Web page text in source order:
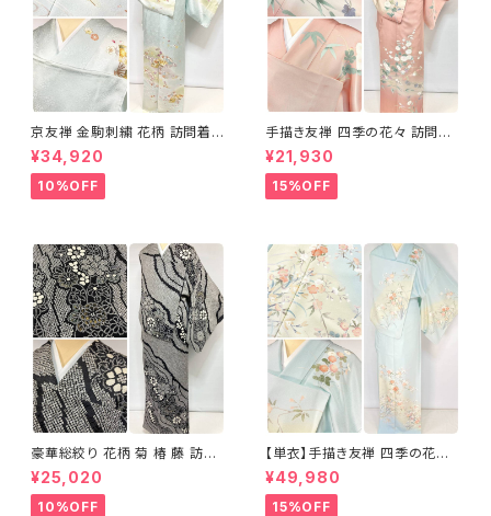
京友禅 金駒刺繍 花柄 訪問着
正絹 水色 黄緑 パステルカラー
アイスグリーン 1433
¥34,920
10%OFF
手描き友禅 四季の花々 訪問着
袷 正絹 サーモンピンク クリー
ム 白 桃花色 1434
¥21,930
15%OFF
豪華総絞り 花柄 菊 椿 藤 訪問
着 鹿の子絞り ラメ 正絹 黒 白
グレー 1435
¥25,020
10%OFF
【単衣】手描き友禅 四季の花々
正絹 訪問着 水色 黄緑 白 パス
テルカラー 1431
¥49,980
15%OFF